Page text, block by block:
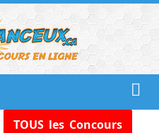
TOUS les Concours